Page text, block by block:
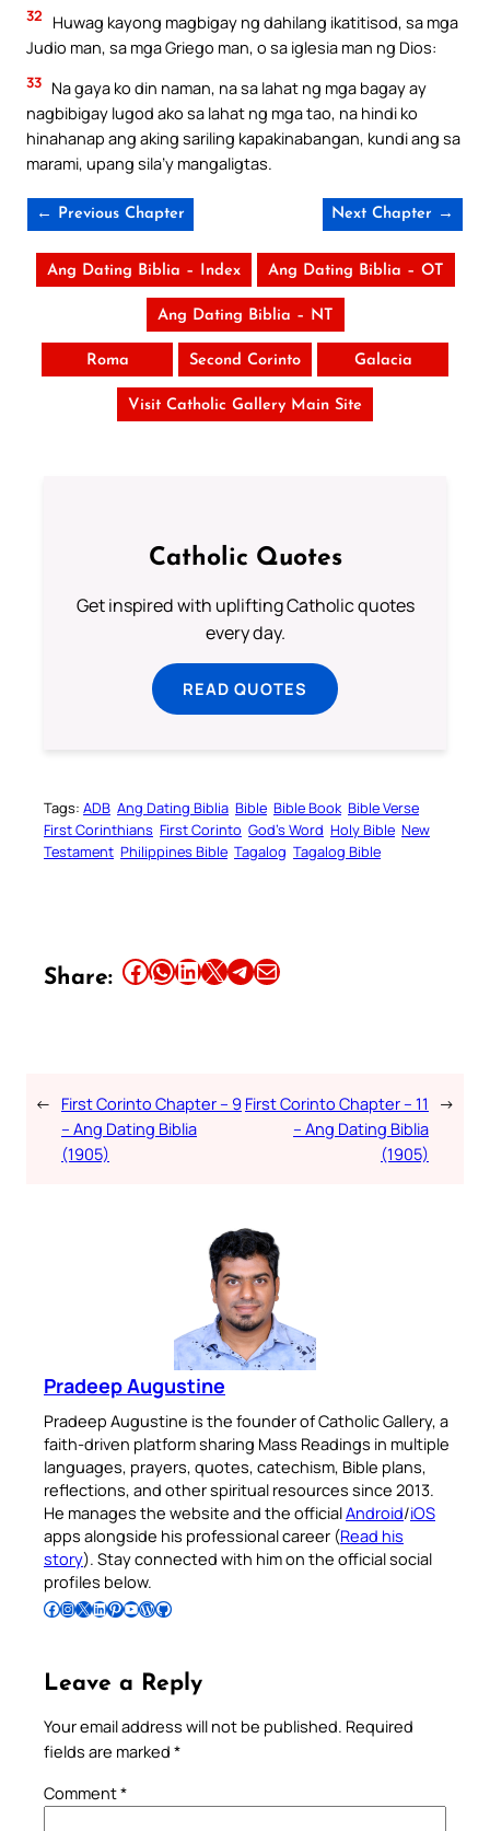
32
Huwag kayong magbigay ng dahilang ikatitisod, sa mga
Judio man, sa mga Griego man, o sa iglesia man ng Dios:
33 Na gaya ko din naman, na sa lahat ng mga bagay ay
nagbibigay lugod ako sa lahat ng mga tao, na hindi ko
hinahanap ang aking sariling kapakinabangan, kundi ang sa
marami, upang sila’y mangaligtas.
← Previous Chapter Next Chapter →
Ang Dating Biblia – Index Ang Dating Biblia – OT
Ang Dating Biblia – NT
Roma Second Corinto Galacia
Visit Catholic Gallery Main Site
Catholic Quotes
Get inspired with uplifting Catholic quotes
every day.
READ QUOTES
Tags: ADB Ang Dating Biblia Bible Bible Book Bible Verse
First Corinthians First Corinto God’s Word Holy Bible New
Testament Philippines Bible Tagalog Tagalog Bible
Share: Share this article on Facebook Share this article on WhatsApp Share this article on LinkedIn Share this article on X Share this article on TelegramEmail this Article
← First Corinto Chapter – 9
– Ang Dating Biblia
(1905)
First Corinto Chapter – 11
– Ang Dating Biblia
(1905)
→
Pradeep Augustine
Pradeep Augustine is the founder of Catholic Gallery, a
faith-driven platform sharing Mass Readings in multiple
languages, prayers, quotes, catechism, Bible plans,
reflections, and other spiritual resources since 2013.
He manages the website and the officialAndroid/iOS
apps alongside his professional career (Read his
story). Stay connected with him on the official social
profiles below.
Follow Pradeep on Facebook Follow Pradeep on InstagramFollow Pradeep on X Follow Pradeep on LinkedIn Follow Pradeep on Pinterest Subscribe to Pradeep’s Youtube Channel Follow Pradeep on WordPress Follow Pradeep on GitHub
Leave a Reply
Your email address will not be published. Required
fields are marked *
Comment*